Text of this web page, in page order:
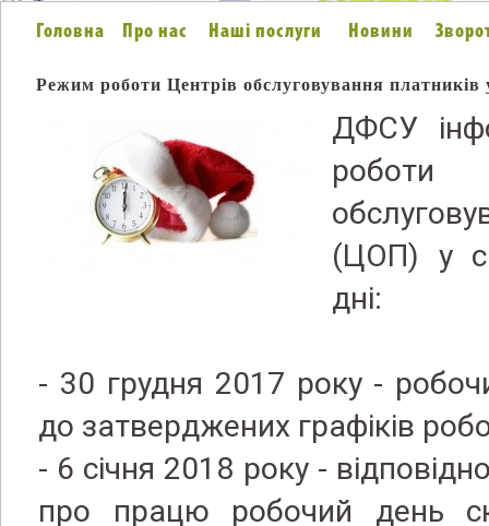
Головна Про нас Наші послуги Новини
Режим роботи Центрів обслуговування платників
ДФСУ
(ЦОП) у
дні:
- 30 грудня 2017 року -
до затверджених графіків
- 6 січня 2018 року -
про працю робочий день